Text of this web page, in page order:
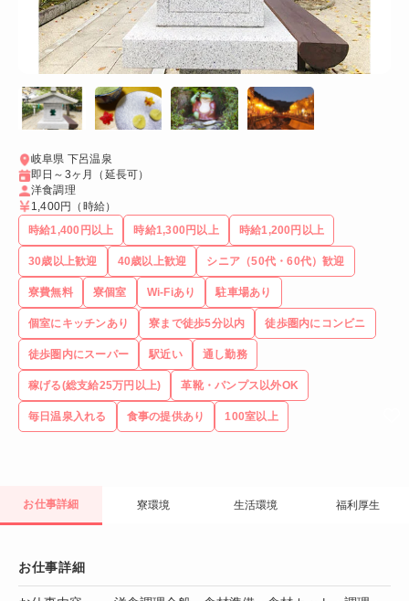
岐阜県 下呂温泉
即日～3ヶ月（延長可）
洋食調理
1,400円 （時給）
時給1,400円以上
時給1,300円以上 時給1,200円以上
30歳以上歓迎 40歳以上歓迎 シニア（50代・60代）歓迎
寮費無料 寮個室 Wi-Fiあり 駐車場あり
個室にキッチンあり 寮まで徒歩5分以内 徒歩圏内にコンビニ
徒歩圏内にスーパー 駅近い 通し勤務
稼げる(総支給25万円以上) 革靴・パンプス以外OK
毎日温泉入れる 食事の提供あり 100室以上
お仕事詳細 寮環境 生活環境 福利厚生
お仕事詳細